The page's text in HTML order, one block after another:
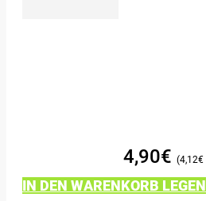
4,90€ 4,12€
IN DEN WARENKORB LEGEN